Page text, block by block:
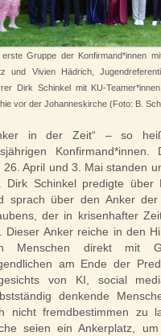
erste Gruppe der Konfirmand*innen
und Vivien Hädrich,
Dirk Schinkel mit KU-
vor der Johanneskirche (Foto: B.
in der Zeit“ – so
Konfirmand*innen.
26. April und 3. Mai standen
Dirk Schinkel predigte über
sprach über den Anker
der in krisenhafter
Dieser Anker reiche in den
Menschen direkt mit
am Ende der
von KI, social
denkende
nicht fremd­bestimmen zu
seien ein Ankerplatz,